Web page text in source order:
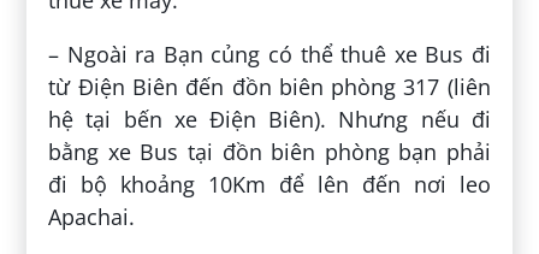
– Ngoài ra Bạn củng có thể thuê xe Bus đi
từ Điện Biên đến đồn biên phòng 317 (liên
hệ tại bến xe Điện Biên). Nhưng nếu đi
bằng xe Bus tại đồn biên phòng bạn phải
đi bộ khoảng 10Km để lên đến nơi leo
Apachai.